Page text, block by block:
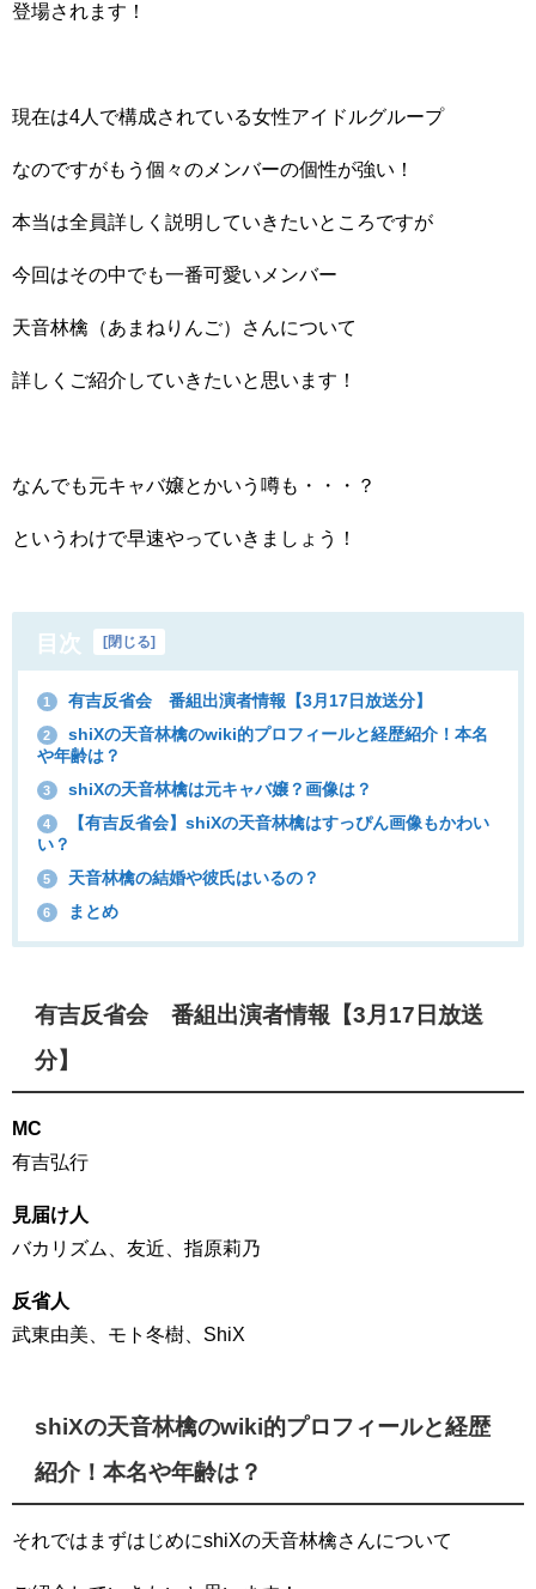
登場されます！
現在は4人で構成されている女性アイドルグループ
なのですがもう個々のメンバーの個性が強い！
本当は全員詳しく説明していきたいところですが
今回はその中でも一番可愛いメンバー
天音林檎（あまねりんご）さんについて
詳しくご紹介していきたいと思います！
なんでも元キャバ嬢とかいう噂も・・・？
というわけで早速やっていきましょう！
目次 閉じる
1 有吉反省会 番組出演者情報【3月17日放送分】
2
shiXの天音林檎のwiki的プロフィールと経歴紹介！本名
や年齢は？
3 shiXの天音林檎は元キャバ嬢？画像は？
4
【有吉反省会】shiXの天音林檎はすっぴん画像もかわい
い？
5 天音林檎の結婚や彼氏はいるの？
6 まとめ
有吉反省会 番組出演者情報【3月17日放送
分】
MC
有吉弘行
見届け人
バカリズム、友近、指原莉乃
反省人
武東由美、モト冬樹、ShiX
shiXの天音林檎のwiki的プロフィールと経歴
紹介！本名や年齢は？
それではまずはじめにshiXの天音林檎さんについて